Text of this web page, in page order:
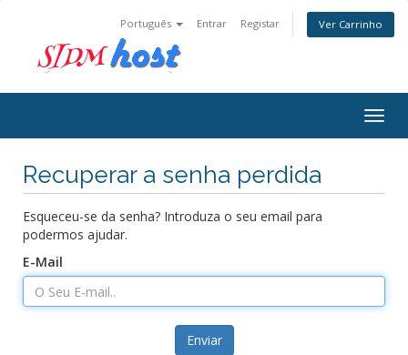
Português Entrar Registar Ver Carrinho
Recuperar a senha perdida
Esqueceu-se da senha? Introduza o seu email para
podermos ajudar.
E-Mail
Enviar